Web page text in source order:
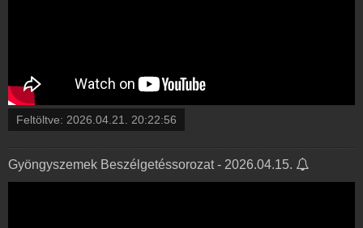
Feltöltve: 2026.04.21. 20:22:56
Gyöngyszemek Beszélgetéssorozat - 2026.04.15.